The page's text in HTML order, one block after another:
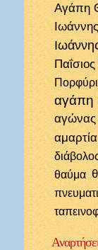
Αγάπη
αγάπη
αγώνας
αμαρτία
θαύμα